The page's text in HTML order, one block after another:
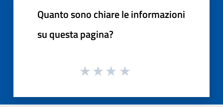
Quanto sono chiare le informazioni
su questa pagina?